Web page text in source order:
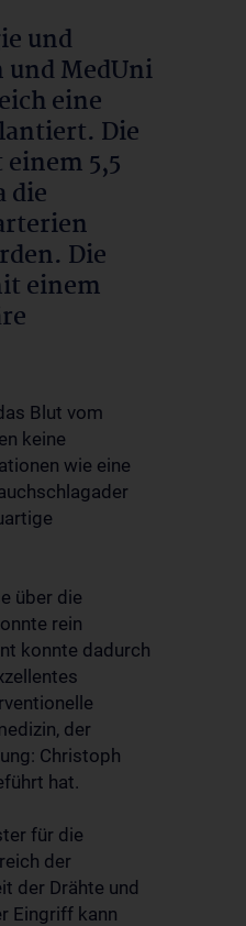
und
MedUni
eine
Die
5,5
die
Die
einem
Blut vom
keine
wie eine
über die
rein
konnte dadurch
der
Christoph
hat.
für die
der
der Drähte und
Eingriff kann